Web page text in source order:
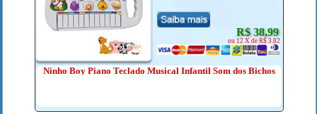
R$ 38,99
ou 12 X de R$ 3.82
Ninho Boy Piano Teclado Musical Infantil Som dos Bichos